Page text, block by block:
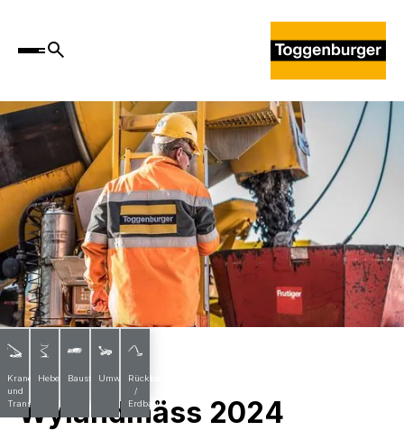
Krane
und
Transporte
Hebebühnen
BaustoffeUmwelttechnik
Rückbau
/
Erdbau
Wylandmäss 2024